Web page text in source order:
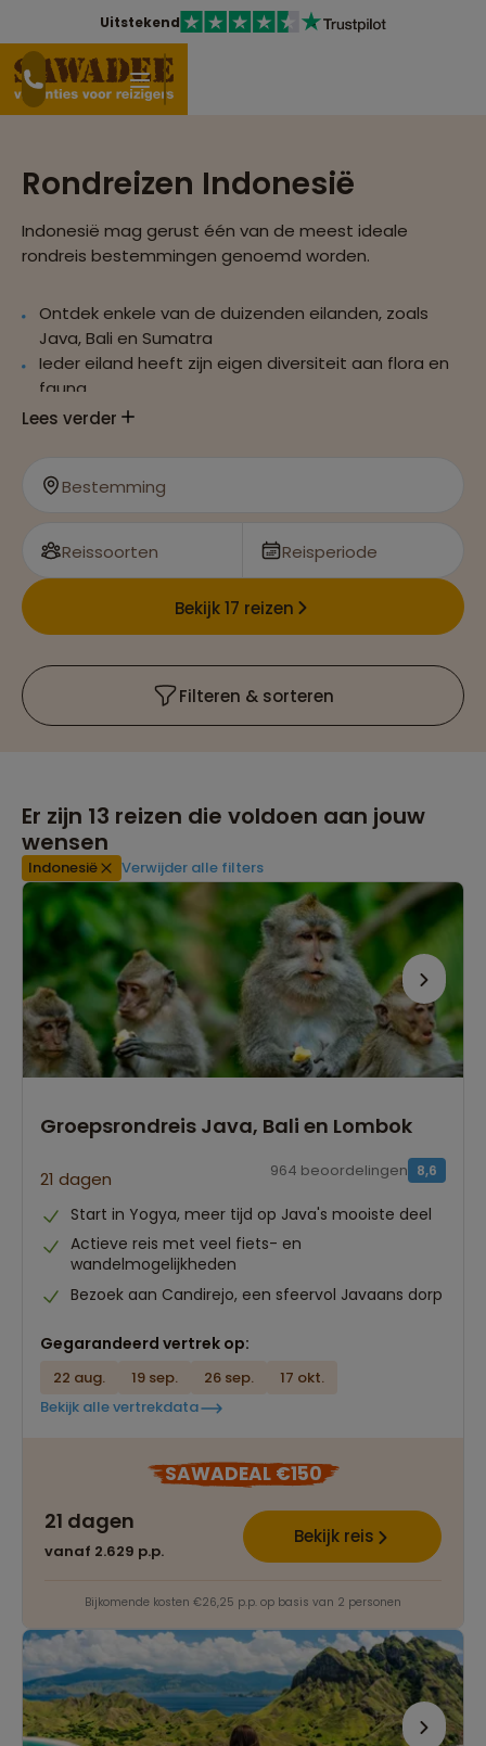
Uitstekend
Rondreizen Indonesië
Indonesië mag gerust één van de meest ideale
rondreis bestemmingen genoemd worden.
Ontdek enkele van de duizenden eilanden, zoals
Java, Bali en Sumatra
Ieder eiland heeft zijn eigen diversiteit aan flora en
fauna
Beklim de Bromo-vulkaan op Java en geniet van een
en wandelen
Lees verder
Bestemming
Reissoorten Reisperiode
Bekijk 17 reizen
Filteren & sorteren
Er zijn 13 reizen die voldoen aan jouw
wensen
Indonesië Verwijder alle filters
Groepsrondreis Java, Bali en Lombok
21 dagen 8,6
964 beoordelingen
Start in Yogya, meer tijd op Java's mooiste deel
Actieve reis met veel fiets- en
wandelmogelijkheden
Bezoek aan Candirejo, een sfeervol Javaans dorp
Gegarandeerd vertrek op:
22 aug. 19 sep. 26 sep.
17 okt.
Bekijk alle vertrekdata
SAWADEAL €150
21 dagen
vanaf 2.629 p.p.
Bekijk reis
Bijkomende kosten €26,25 p.p. op basis van 2 personen